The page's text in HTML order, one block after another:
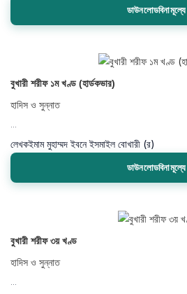
ডাউনলোডবিনামূল্যে
বুখারী শরীফ ১ম খণ্ড (হার্ডকভার)
হাদিস ও সুন্নাত
লেখকইমাম মুহাম্মদ ইবনে ইসমাইল বোখারী (র)
ডাউনলোডবিনামূল্যে
বুখারী শরীফ ৩য় খণ্ড
হাদিস ও সুন্নাত